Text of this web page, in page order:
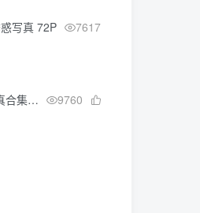
写真 72P
7617
合集…
9760